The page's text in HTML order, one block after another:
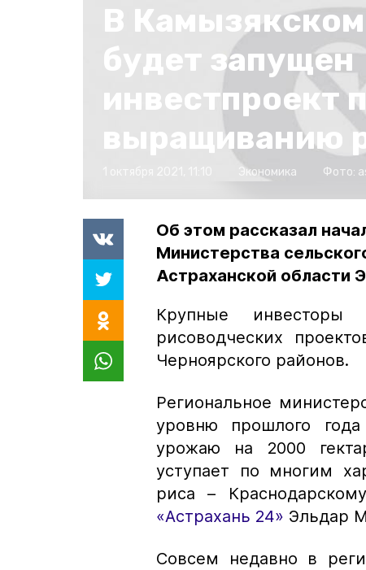
В
будет запущен
инвестпроект
выращиванию
Экономика Фото:
Об этом рассказал
Министерства
Астраханской области
Крупные инвесторы
рисоводческих
Черноярского районов.
Региональное
уровню прошлого
урожаю на 2000
уступает по многим
риса –
«Астрахань 24» Эльдар
Совсем недавно в